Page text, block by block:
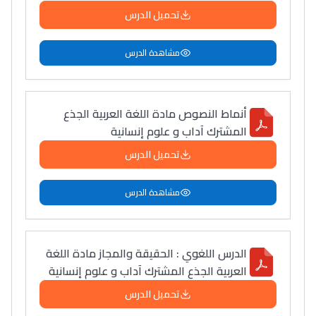
تحميل الدرس
مشاهدة الدرس
أنماط النصوص مادة اللغة العربية الجذع
المشترك آداب و علوم إنسانية
تحميل الدرس
مشاهدة الدرس
الدرس اللغوي : الحقيقة والمجاز مادة اللغة
العربية الجذع المشترك آداب و علوم إنسانية
تحميل الدرس